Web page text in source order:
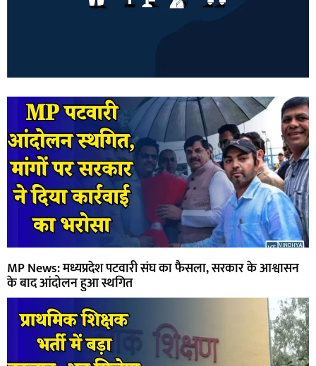
MP News: मध्यप्रदेश पटवारी संघ का फैसला, सरकार के आश्वासन
के बाद आंदोलन हुआ स्थगित